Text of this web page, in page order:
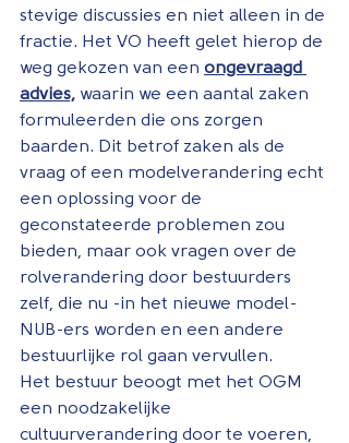
stevige discussies en niet alleen in de
fractie. Het VO heeft gelet hierop de
weg gekozen van een ongevraagd
advies, waarin we een aantal zaken
formuleerden die ons zorgen
baarden. Dit betrof zaken als de
vraag of een modelverandering echt
een oplossing voor de
geconstateerde problemen zou
bieden, maar ook vragen over de
rolverandering door bestuurders
zelf, die nu -in het nieuwe model-
NUB-ers worden en een andere
bestuurlijke rol gaan vervullen.
Het bestuur beoogt met het OGM
een noodzakelijke
cultuurverandering door te voeren,